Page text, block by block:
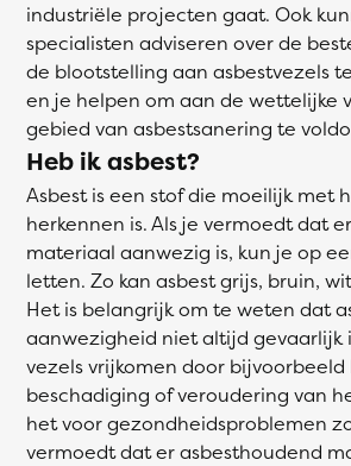
industriële projecten gaat. Ook
specialisten adviseren over de
de blootstelling aan asbestvezels
en je helpen om aan de wettelijke
gebied van asbestsanering te
Heb ik asbest?
Asbest is een stof die moeilijk met
herkennen is. Als je vermoedt dat
materiaal aanwezig is, kun je op
letten. Zo kan asbest grijs, bruin,
Het is belangrijk om te weten dat
aanwezigheid niet altijd gevaarlijk
vezels vrijkomen door bijvoorbeeld
beschadiging of veroudering van
het voor gezondheidsproblemen
vermoedt dat er asbesthoudend